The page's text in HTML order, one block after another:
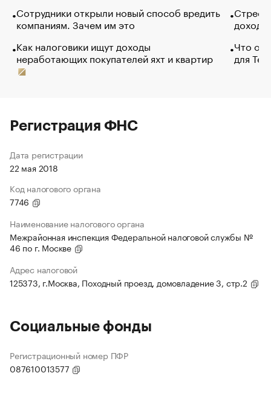
Сотрудники открыли новый способ вредить
компаниям. Зачем им это
Как налоговики ищут доходы
неработающих покупателей яхт и квартир
Что
для
Регистрация ФНС
Дата регистрации
22 мая 2018
Код налогового органа
7746
Наименование налогового органа
Межрайонная инспекция Федеральной налоговой службы №
46 по г. Москве
Адрес налоговой
125373, г.Москва, Походный проезд, домовладение 3, стр.2
Социальные фонды
Регистрационный номер ПФР
087610013577